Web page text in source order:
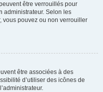
être verrouillés pour
administrateur. Selon les
vous pouvez ou non verrouiller
être associées à des
d’utiliser des icônes de